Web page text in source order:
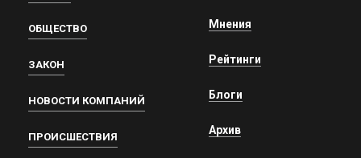
ОБЩЕСТВО
ЗАКОН
НОВОСТИ КОМПАНИЙ
ПРОИСШЕСТВИЯ
Мнения
Рейтинги
Блоги
Архив